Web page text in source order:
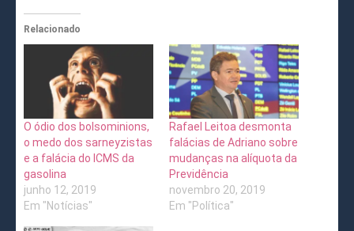
Relacionado
O ódio dos bolsominions,
o medo dos sarneyzistas
e a falácia do ICMS da
gasolina
junho 12, 2019
Em "Notícias"
Rafael Leitoa desmonta
falácias de Adriano sobre
mudanças na alíquota da
Previdência
novembro 20, 2019
Em "Política"